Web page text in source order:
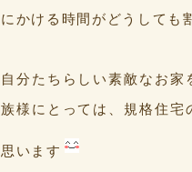
にかける時間がどうしても
自分たちらしい素敵なお
族様にとっては、規格住宅
思います